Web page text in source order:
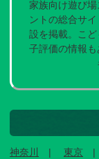
家族向け遊び
ントの総合サ
設を掲載。こ
子評価の情報
神奈川 東京